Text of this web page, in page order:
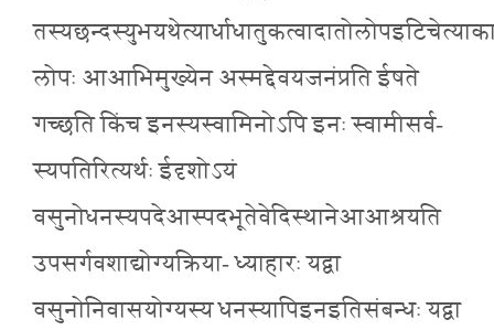
लोपः आआभिमुख्येन अस्मद्देवयजनंप्रति ईषते
गच्छति किंच इनस्यस्वामिनोऽपि इनः स्वामीसर्व-
स्यपतिरित्यर्थः ईदृशोऽयं
वसुनोधनस्यपदेआस्पदभूतेवेदिस्थानेआआश्रयति
उपसर्गवशाद्योग्यक्रिया- ध्याहारः यद्वा
वसुनोनिवासयोग्यस्य धनस्यापिइनइतिसंबन्धः यद्वा